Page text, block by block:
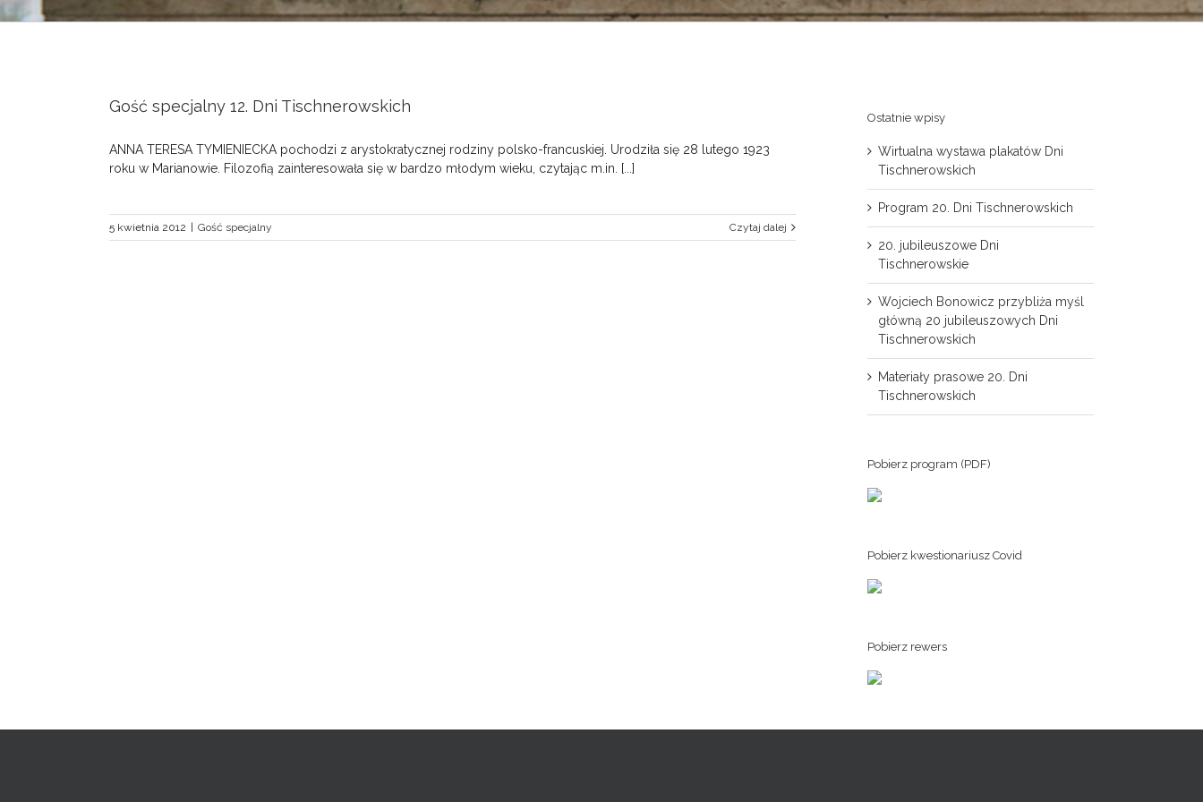
Gość specjalny 12. Dni Tischnerowskich
ANNA TERESA TYMIENIECKA pochodzi z arystokratycznej rodziny polsko-francuskiej. Urodziła się 28 lutego 1923
roku w Marianowie. Filozofią zainteresowała się w bardzo młodym wieku, czytając m.in. [...]
5 kwietnia 2012 Gość specjalny Czytaj dalej
Ostatnie wpisy
Wirtualna wystawa plakatów Dni
Tischnerowskich
Program 20. Dni Tischnerowskich
20. jubileuszowe Dni
Tischnerowskie
Wojciech Bonowicz przybliża myśl
główną 20 jubileuszowych Dni
Tischnerowskich
Materiały prasowe 20. Dni
Tischnerowskich
Pobierz program (PDF)
Pobierz kwestionariusz Covid
Pobierz rewers